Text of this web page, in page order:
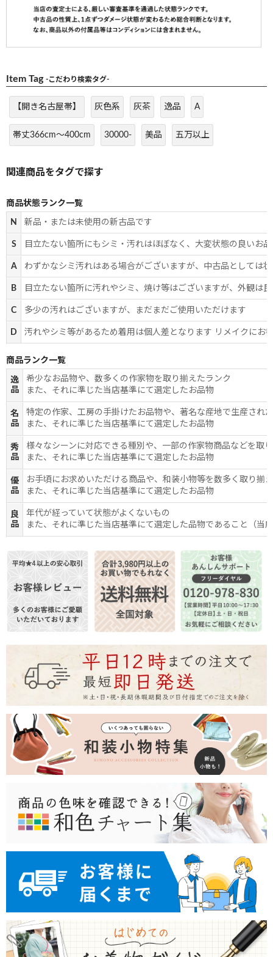
Item Tag -こだわり検索タグ-
【開き名古屋帯】 灰色系 灰茶 逸品 A
帯丈366cm～400cm 30000- 美品 五万以上
商品状態ランク一覧
N 新品・または未使用の新古品です
S 目立たない箇所にもシミ・汚れはほぼなく、大変状態の良いお
A わずかなシミ汚れはある場合がございますが、中古品としては
B 目立たない箇所に汚れやシミ、焼け等はございますが、外観は
C 多少の汚れはございますが、まだまだご使用いただけます
D 汚れやシミ等があるため着用は個人差となります リメイクにお
商品ランク一覧
逸
品
希少なお品物や、数多くの作家物を取り揃えたランク
また、それに準じた当店基準にて選定したお品物
名
品
特定の作家、工房の手掛けたお品物や、著名な産地で生産され
また、それに準じた当店基準にて選定したお品物
秀
品
様々なシーンに対応できる種別や、一部の作家物商品などを取
また、それに準じた当店基準にて選定したお品物
優
品
お手頃にお求めいただける商品や、和装小物等を数多く取り揃
また、それに準じた当店基準にて選定したお品物
良
品
年代が経っていて状態がよくないもの
また、それに準じた当店基準にて選定した品物であること（当